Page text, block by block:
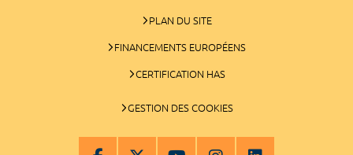
PLAN DU SITE
FINANCEMENTS EUROPÉENS
CERTIFICATION HAS
GESTION DES COOKIES